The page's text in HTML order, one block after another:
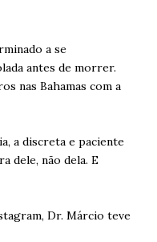
a se
antes de morrer.
nas Bahamas com a
a discreta e paciente
dele, não dela. E
Dr. Márcio teve